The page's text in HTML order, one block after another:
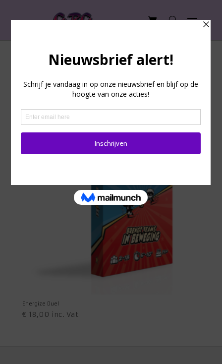
Gideon Hoogeveen
Energize Duel
€ 18,00 inc. Vat